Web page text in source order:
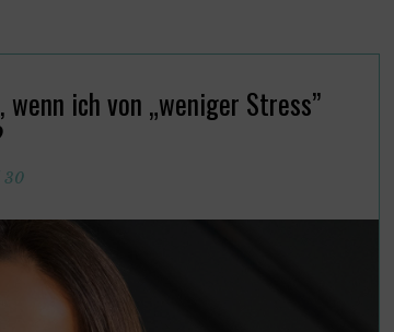
ich von „weniger Stress”
30